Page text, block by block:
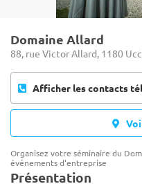
Domaine Allard
88, rue Victor Allard, 1180
Afficher les contacts
Organisez votre séminaire du
événements d'entreprise
Présentation